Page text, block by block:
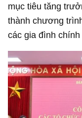
mục tiêu tăng
thành chương
các gia đình